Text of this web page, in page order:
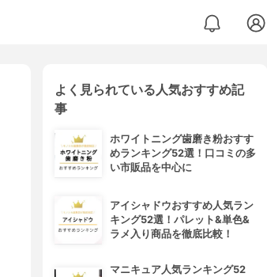
よく見られている人気おすすめ記
事
ホワイトニング歯磨き粉おすす
めランキング52選！口コミの多
い市販品を中心に
アイシャドウおすすめ人気ラン
キング52選！パレット&単色&
ラメ入り商品を徹底比較！
マニキュア人気ランキング52